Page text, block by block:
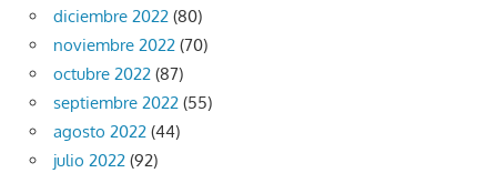
diciembre 2022 (80)
noviembre 2022 (70)
octubre 2022 (87)
septiembre 2022 (55)
agosto 2022 (44)
julio 2022 (92)